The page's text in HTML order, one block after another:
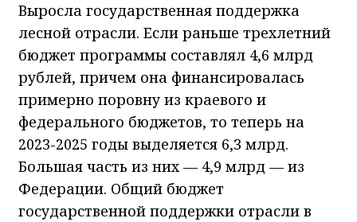
Выросла государственная поддержка
лесной отрасли. Если раньше трехлетний
бюджет программы составлял 4,6 млрд
рублей, причем она финансировалась
примерно поровну из краевого и
федерального бюджетов, то теперь на
2023-2025 годы выделяется 6,3 млрд.
Большая часть из них — 4,9 млрд — из
Федерации. Общий бюджет
государственной поддержки отрасли в